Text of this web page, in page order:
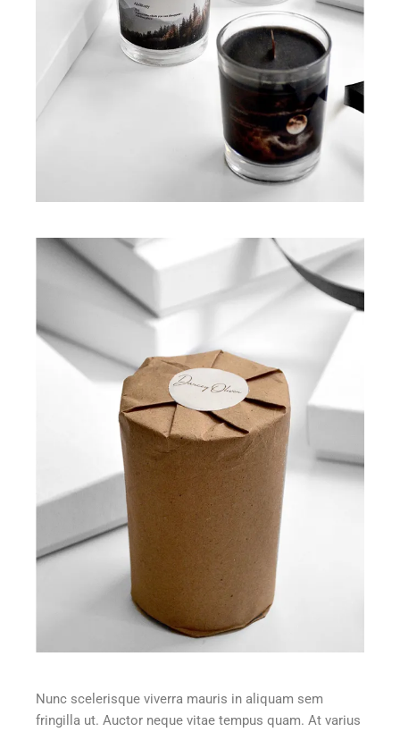
Nunc scelerisque viverra mauris in aliquam sem
fringilla ut. Auctor neque vitae tempus quam. At varius